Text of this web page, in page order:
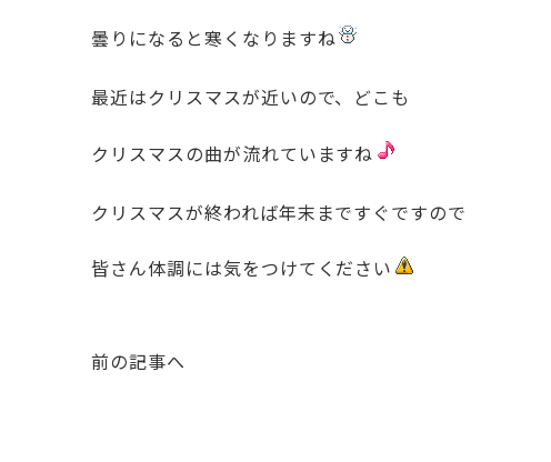
曇りになると寒くなりますね
最近はクリスマスが近いので、どこも
クリスマスの曲が流れていますね
クリスマスが終われば年末まですぐですので
皆さん体調には気をつけてください
前の記事へ